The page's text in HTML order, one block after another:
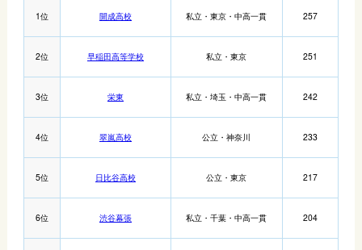
1位 開成高校 私立・東京・中高一貫 257
2位 早稲田高等学校 私立・東京 251
3位 栄東 私立・埼玉・中高一貫 242
4位 翠嵐高校 公立・神奈川 233
5位 日比谷高校 公立・東京 217
6位 渋谷幕張 私立・千葉・中高一貫 204